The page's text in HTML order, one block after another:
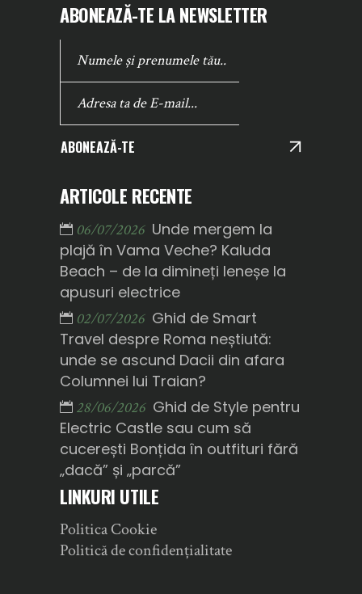
ABONEAZĂ-TE LA NEWSLETTER
ABONEAZĂ-TE
ARTICOLE RECENTE
06/07/2026 Unde mergem la
plajă în Vama Veche? Kaluda
Beach – de la dimineți leneșe la
apusuri electrice
02/07/2026 Ghid de Smart
Travel despre Roma neștiută:
unde se ascund Dacii din afara
Columnei lui Traian?
28/06/2026 Ghid de Style pentru
Electric Castle sau cum să
cucerești Bonțida în outfituri fără
„dacă” și „parcă”
LINKURI UTILE
Politica Cookie
Politică de confidențialitate